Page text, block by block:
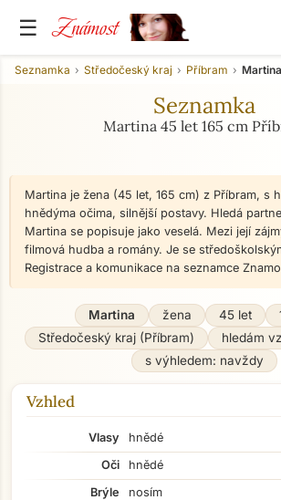
☰ Známost
Seznamka Středočeský kraj Příbram Martina
Seznamka
Martina 45 let 165 cm
Martina je žena (45 let, 165 cm) z Příbram, s
hnědýma očima, silnější postavy. Hledá
Martina se popisuje jako veselá. Mezi její
filmová hudba a romány. Je se
Registrace a komunikace na seznamce
Martina žena 45 let
Středočeský kraj (Příbram)
hledám
s výhledem: navždy
Vzhled
Vlasy
hnědé
Oči
hnědé
Brýle
nosím